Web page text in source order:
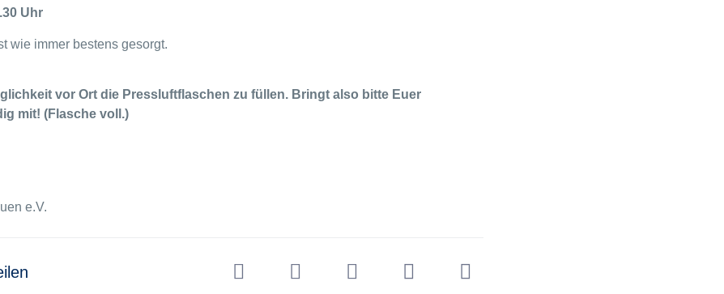
Uhr
wie immer bestens gesorgt.
vor Ort die Pressluftflaschen zu füllen. Bringt also bitte Euer
mit! (Flasche voll.)
e.V.